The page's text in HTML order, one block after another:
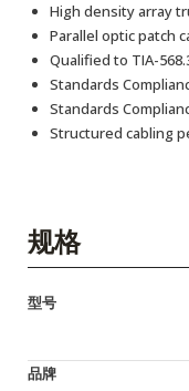
High density array
Parallel optic patch
Qualified to TIA-
Standards
Standards
Structured cabling
规格
型号
品牌